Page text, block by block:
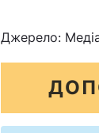
Джерело: